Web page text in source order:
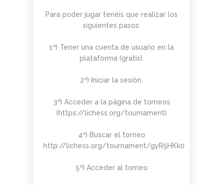
MAYO
AJEDREZ
APRENDE
SEMANA
DEL 11 DE
DE ELO –
Para poder jugar tenéis que realizar los
siguientes pasos:
1º) Tener una cuenta de usuario en la
plataforma (gratis).
2º) Iniciar la sesión.
3º) Acceder a la página de torneos
(https://lichess.org/tournament)
4º) Buscar el torneo
http://lichess.org/tournament/gyR5HKk0
5º) Acceder al torneo